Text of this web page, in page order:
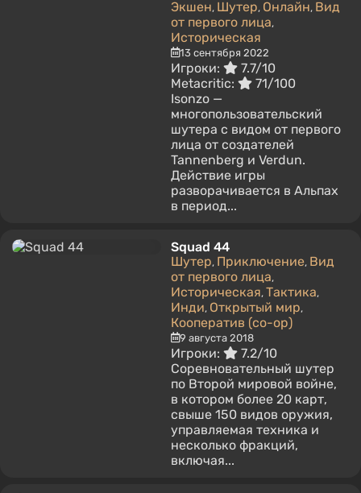
Экшен, Шутер, Онлайн, Вид
от первого лица,
Историческая
13 сентября 2022
Игроки:
7.7/10
Metacritic:
71/100
Isonzo —
многопользовательский
шутера с видом от первого
лица от создателей
Tannenberg и Verdun.
Действие игры
разворачивается в Альпах
в период...
Squad 44
Шутер, Приключение, Вид
от первого лица,
Историческая, Тактика,
Инди, Открытый мир,
Кооператив (co-op)
9 августа 2018
Игроки:
7.2/10
Соревновательный шутер
по Второй мировой войне,
в котором более 20 карт,
свыше 150 видов оружия,
управляемая техника и
несколько фракций,
включая...